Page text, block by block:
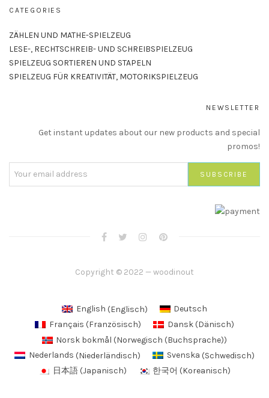
CATEGORIES
ZÄHLEN UND MATHE-SPIELZEUG
LESE-, RECHTSCHREIB- UND SCHREIBSPIELZEUG
SPIELZEUG SORTIEREN UND STAPELN
SPIELZEUG FÜR KREATIVITÄT, MOTORIKSPIELZEUG
NEWSLETTER
Get instant updates about our new products and special
promos!
Copyright © 2022 — woodinout
English (Englisch)
Deutsch
Français (Französisch) Dansk(Dänisch)
Norsk bokmål (Norwegisch (Buchsprache))
Nederlands (Niederländisch) Svenska (Schwedisch)
日本語(Japanisch) 한국어 (Koreanisch)